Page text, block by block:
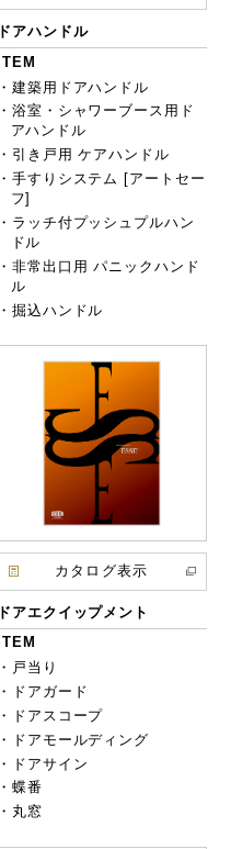
ドアハンドル
ITEM
・建築用ドアハンドル
・浴室・シャワーブース用ド
アハンドル
・引き戸用 ケアハンドル
・手すりシステム [アートセー
フ]
・ラッチ付プッシュプルハン
ドル
・非常出口用 パニックハンド
ル
・掘込ハンドル
カタログ表示
ドアエクイップメント
ITEM
・戸当り
・ドアガード
・ドアスコープ
・ドアモールディング
・ドアサイン
・蝶番
・丸窓